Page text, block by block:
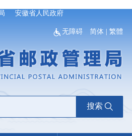
安徽省人民政府
无障碍 简体 |繁體
搜索